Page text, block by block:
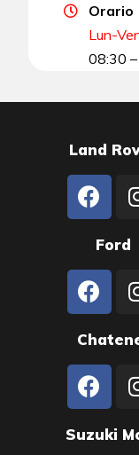
Orario
Lun-
08:30 –
Land
Ford
Suzuki